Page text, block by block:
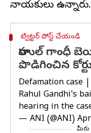
ట్విట్టర్ పోస్ట్ చేయండి
రాహుల్ గాంధీ
పొడిగించిన
Defamation case
Rahul Gandhi's
hearing in the
— ANI (@ANI)
మీరు